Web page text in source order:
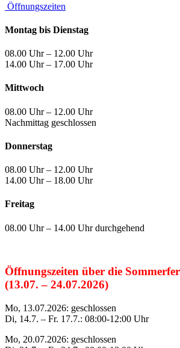
Öffnungszeiten
Montag bis Dienstag
08.00 Uhr – 12.00 Uhr
14.00 Uhr – 17.00 Uhr
Mittwoch
08.00 Uhr – 12.00 Uhr
Nachmittag geschlossen
Donnerstag
08.00 Uhr – 12.00 Uhr
14.00 Uhr – 18.00 Uhr
Freitag
08.00 Uhr – 14.00 Uhr durchgehend
Öffnungszeiten über die
(13.07. – 24.07.2026)
Mo, 13.07.2026: geschlossen
Di, 14.7. – Fr. 17.7.: 08:00-12:00 Uhr
Mo, 20.07.2026: geschlossen